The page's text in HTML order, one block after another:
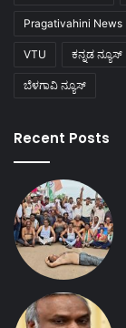
Pragativahini News
VTU ಕನ್ನಡ ನ್ಯೂಸ್
ಬೆಳಗಾವಿ ನ್ಯೂಸ್
Recent Posts